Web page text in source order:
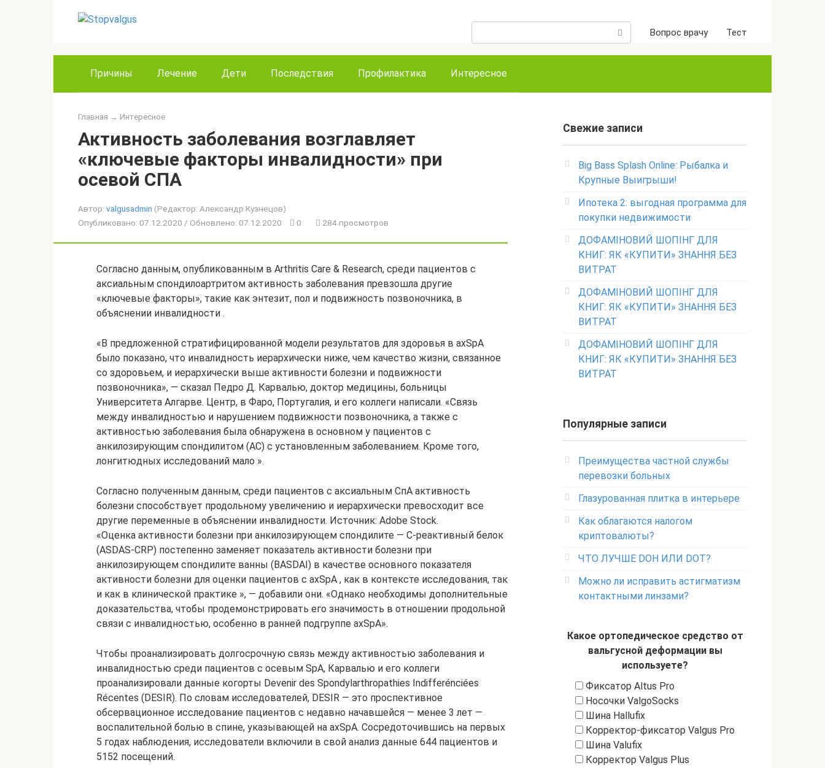
Вопрос врачу Тест
Причины Лечение Дети Последствия Профилактика Интересное
Главная → Интересное
Активность заболевания возглавляет
«ключевые факторы инвалидности» при
осевой СПА
Автор: valgusadmin (Редактор: Александр Кузнецов)
Опубликовано: 07.12.2020 / Обновлено: 07.12.2020
0 284 просмотров
Согласно данным, опубликованным в Arthritis Care & Research, среди пациентов с
аксиальным спондилоартритом активность заболевания превзошла другие
«ключевые факторы», такие как энтезит, пол и подвижность позвоночника, в
объяснении инвалидности .
«В предложенной стратифицированной модели результатов для здоровья в axSpA
было показано, что инвалидность иерархически ниже, чем качество жизни, связанное
со здоровьем, и иерархически выше активности болезни и подвижности
позвоночника», — сказал Педро Д. Карвалью, доктор медицины, больницы
Университета Алгарве. Центр, в Фаро, Португалия, и его коллеги написали. «Связь
между инвалидностью и нарушением подвижности позвоночника, а также с
активностью заболевания была обнаружена в основном у пациентов с
анкилозирующим спондилитом (АС) с установленным заболеванием. Кроме того,
лонгитюдных исследований мало ».
Согласно полученным данным, среди пациентов с аксиальным СпА активность
болезни способствует продольному увеличению и иерархически превосходит все
другие переменные в объяснении инвалидности. Источник: Adobe Stock.
«Оценка активности болезни при анкилозирующем спондилите — C-реактивный белок
(ASDAS-CRP) постепенно заменяет показатель активности болезни при
анкилозирующем спондилите ванны (BASDAI) в качестве основного показателя
активности болезни для оценки пациентов с axSpA , как в контексте исследования, так
и как в клинической практике », — добавили они. «Однако необходимы дополнительные
доказательства, чтобы продемонстрировать его значимость в отношении продольной
связи с инвалидностью, особенно в ранней подгруппе axSpA».
Чтобы проанализировать долгосрочную связь между активностью заболевания и
инвалидностью среди пациентов с осевым SpA, Карвалью и его коллеги
проанализировали данные когорты Devenir des Spondylarthropathies Indifferénciées
Récentes (DESIR). По словам исследователей, DESIR — это проспективное
обсервационное исследование пациентов с недавно начавшейся — менее 3 лет —
воспалительной болью в спине, указывающей на axSpA. Сосредоточившись на первых
5 годах наблюдения, исследователи включили в свой анализ данные 644 пациентов и
5152 посещений.
Свежие записи
Big Bass Splash Online: Рыбалка и
Крупные Выигрыши!
Ипотека 2: выгодная программа для
покупки недвижимости
ДОФАМІНОВИЙ ШОПІНГ ДЛЯ
КНИГ: ЯК «КУПИТИ» ЗНАННЯ БЕЗ
ВИТРАТ
ДОФАМІНОВИЙ ШОПІНГ ДЛЯ
КНИГ: ЯК «КУПИТИ» ЗНАННЯ БЕЗ
ВИТРАТ
ДОФАМІНОВИЙ ШОПІНГ ДЛЯ
КНИГ: ЯК «КУПИТИ» ЗНАННЯ БЕЗ
ВИТРАТ
Популярные записи
Преимущества частной службы
перевозки больных
Глазурованная плитка в интерьере
Как облагаются налогом
криптовалюты?
ЧТО ЛУЧШЕ DOH ИЛИ DOT?
Можно ли исправить астигматизм
контактными линзами?
Какое ортопедическое средство от
вальгусной деформации вы
используете?
Фиксатор Altus Pro
Носочки ValgoSocks
Шина Hallufix
Корректор-фиксатор Valgus Pro
Шина Valufix
Корректор Valgus Plus